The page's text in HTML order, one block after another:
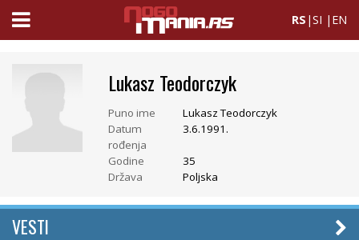
RS |SI | EN
Lukasz Teodorczyk
Puno ime
Lukasz Teodorczyk
Datum
rođenja
3.6.1991.
Godine
35
Država
Poljska
VESTI